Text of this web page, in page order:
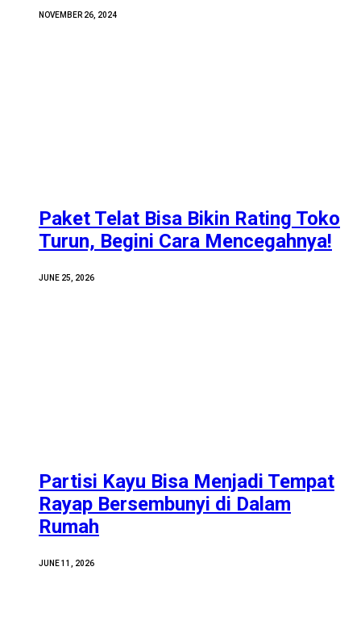
NOVEMBER 26, 2024
Paket Telat Bisa Bikin Rating Toko
Turun, Begini Cara Mencegahnya!
JUNE 25, 2026
Partisi Kayu Bisa Menjadi Tempat
Rayap Bersembunyi di Dalam
Rumah
JUNE 11, 2026